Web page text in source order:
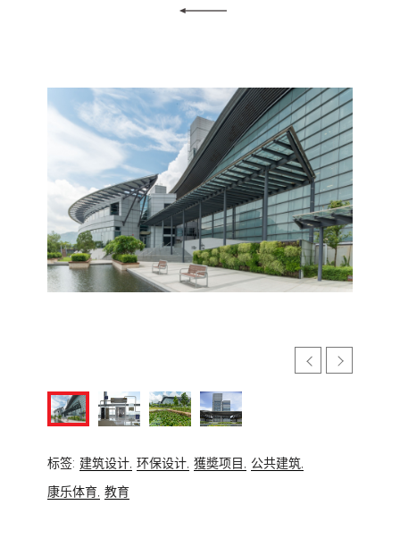
标签: 建筑设计, 环保设计, 獲奬项目,
公共建筑,
康乐体育, 教育